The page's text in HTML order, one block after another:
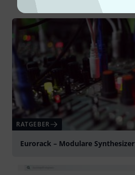
RATGEBER
Eurorack – Modulare Synthesizer